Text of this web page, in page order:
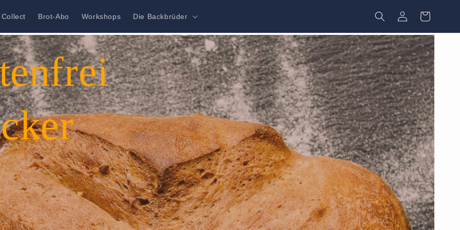
Brot-Abo Workshops Die Backbrüder EinloggenWarenkorb